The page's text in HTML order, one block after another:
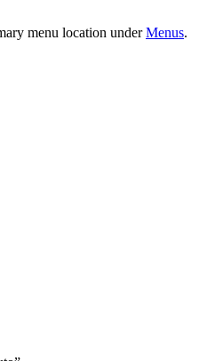
menu location underMenus.